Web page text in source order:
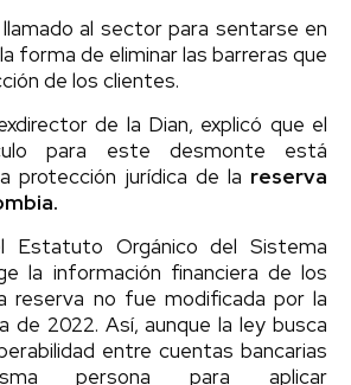
al sector para sentarse en
forma de eliminar las barreras que
de los clientes.
de la Dian, explicó que el
para este desmonte está
protección jurídica de la reserva
Estatuto Orgánico del Sistema
la información financiera de los
reserva no fue modificada por la
de 2022. Así, aunque la ley busca
entre cuentas bancarias
persona para aplicar